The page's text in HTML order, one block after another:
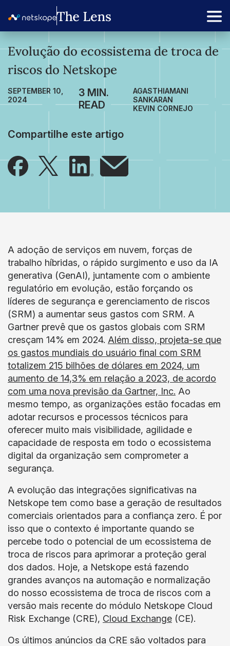
Evolução do ecossistema de troca de
riscos do Netskope
SEPTEMBER 10,
2024
AGASTHIAMANI
SANKARAN
KEVIN CORNEJO
Compartilhe este artigo
A adoção de serviços em nuvem, forças de
trabalho híbridas, o rápido surgimento e uso da IA
generativa (GenAI), juntamente com o ambiente
regulatório em evolução, estão forçando os
líderes de segurança e gerenciamento de riscos
(SRM) a aumentar seus gastos com SRM. A
Gartner prevê que os gastos globais com SRM
cresçam 14% em 2024. Além disso, projeta-se que
os gastos mundiais do usuário final com SRM
totalizem 215 bilhões de dólares em 2024, um
aumento de 14,3% em relação a 2023, de acordo
com uma nova previsão da Gartner, Inc. Ao
mesmo tempo, as organizações estão focadas em
adotar recursos e processos técnicos para
oferecer muito mais visibilidade, agilidade e
capacidade de resposta em todo o ecossistema
digital da organização sem comprometer a
segurança.
A evolução das integrações significativas na
Netskope tem como base a geração de resultados
comerciais orientados para a confiança zero. É por
isso que o contexto é importante quando se
percebe todo o potencial de um ecossistema de
troca de riscos para aprimorar a proteção geral
dos dados. Hoje, a Netskope está fazendo
grandes avanços na automação e normalização
do nosso ecossistema de troca de riscos com a
versão mais recente do módulo Netskope Cloud
Risk Exchange (CRE), Cloud Exchange (CE).
Os últimos anúncios da CRE são voltados para